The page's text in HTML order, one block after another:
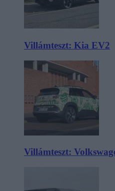
Villámteszt: Kia EV2
Villámteszt: